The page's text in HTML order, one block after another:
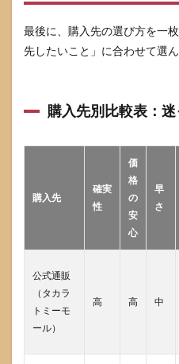
最後に、購入先の選び方を一
先したいこと」に合わせて選ん
購入先別比較表：
購入先
確実
性
価
格
の
安
心
早
さ
公式通販
（タカラ
トミーモ
ール）
高 高 中